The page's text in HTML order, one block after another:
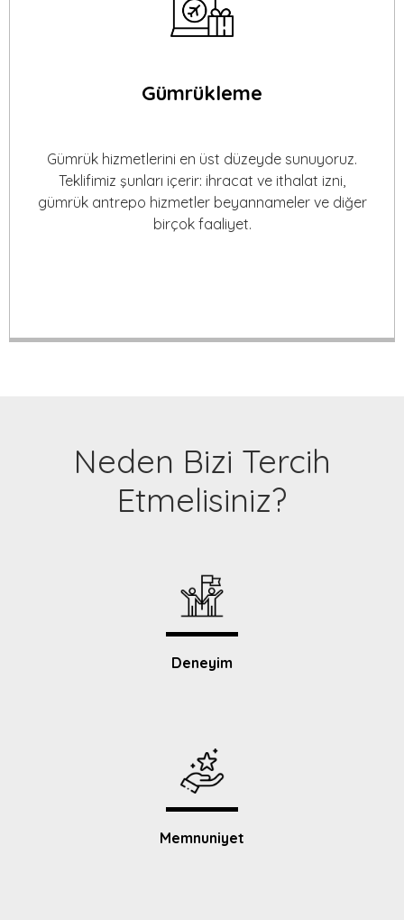
Gümrükleme
Gümrük hizmetlerini en üst düzeyde sunuyoruz.
Teklifimiz şunları içerir: ihracat ve ithalat izni,
gümrük antrepo hizmetler beyannameler ve diğer
birçok faaliyet.
Neden Bizi Tercih
Etmelisiniz?
Deneyim
Memnuniyet